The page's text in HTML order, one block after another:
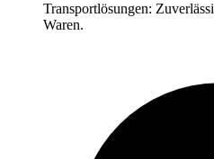
Transportlösungen:
Waren.